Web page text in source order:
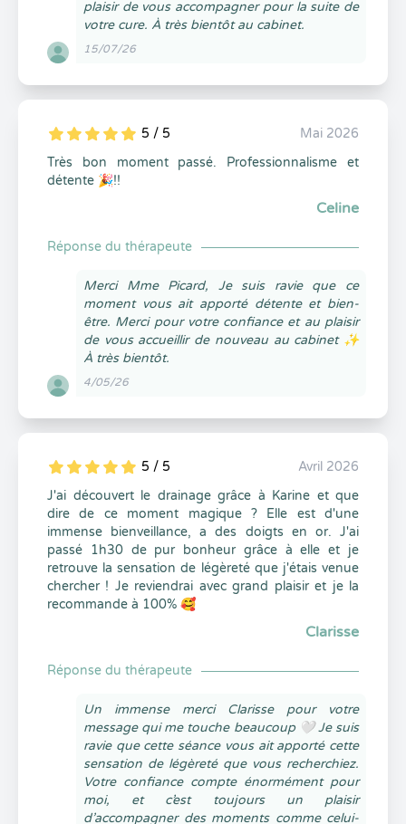
plaisir de vous accompagner pour la suite de
votre cure. À très bientôt au cabinet.
15/07/26
5
1
5
0 5 / 5
Mai 2026
Très bon moment passé. Professionnalisme et
détente 🎉!!
Celine
Réponse du thérapeute
Merci Mme Picard, Je suis ravie que ce
moment vous ait apporté détente et bien-
être. Merci pour votre confiance et au plaisir
de vous accueillir de nouveau au cabinet ✨
À très bientôt.
4/05/26
5
1
5
0 5 / 5
Avril 2026
J'ai découvert le drainage grâce à Karine et que
dire de ce moment magique ? Elle est d'une
immense bienveillance, a des doigts en or. J'ai
passé 1h30 de pur bonheur grâce à elle et je
retrouve la sensation de légèreté que j'étais venue
chercher ! Je reviendrai avec grand plaisir et je la
recommande à 100% 🥰
Clarisse
Réponse du thérapeute
Un immense merci Clarisse pour votre
message qui me touche beaucoup 🤍 Je suis
ravie que cette séance vous ait apporté cette
sensation de légèreté que vous recherchiez.
Votre confiance compte énormément pour
moi, et c’est toujours un plaisir
d’accompagner des moments comme celui-